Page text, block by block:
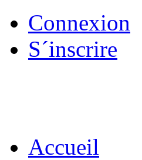
Connexion
S´inscrire
Accueil